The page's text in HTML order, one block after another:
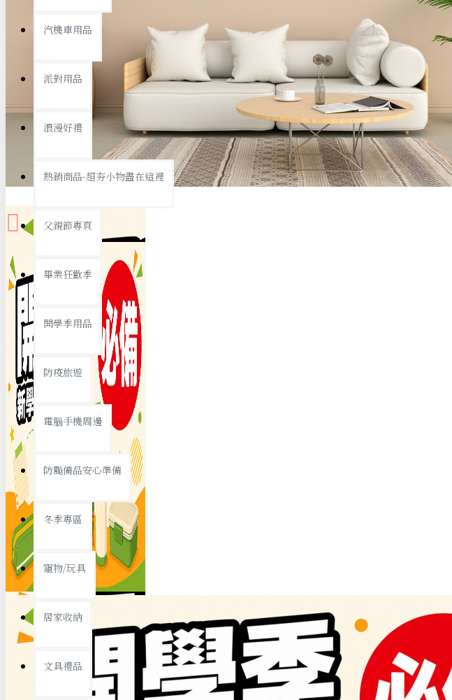
置物架/收納櫃
銅板精選
19元專區
39元專區
節慶熱賣
春節/新年
汽機車用品
派對用品
浪漫好禮
熱銷商品-超夯小物盡在這裡
父親節專頁
畢業狂歡季
開學季用品
防疫旅遊
電腦手機周邊
防颱備品安心準備
冬季專區
寵物/玩具
居家收納
文具禮品